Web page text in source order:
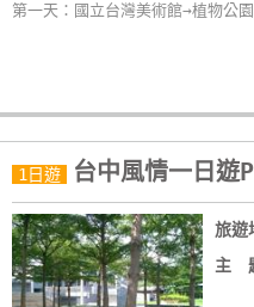
第一天：國立台灣美術館→植物公
1日遊 台中風情一日
旅遊
主